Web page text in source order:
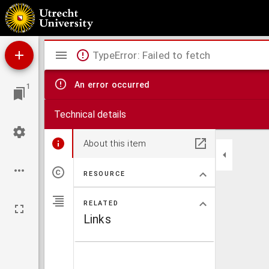
Een drietal grafzerken te Afferden betrekking hebbende op de familien Schenck van
1
Mirador
viewer
TypeError: Failed to fetch
An error occurred
Technical details
About this item
RESOURCE
RELATED
Links